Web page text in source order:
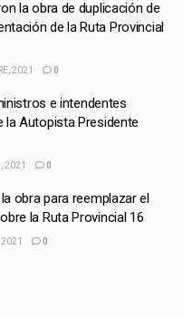
la obra de duplicación de
de la Ruta Provincial
2021 0
e intendentes
la Autopista Presidente
2021 0
obra para reemplazar el
la Ruta Provincial 16
0